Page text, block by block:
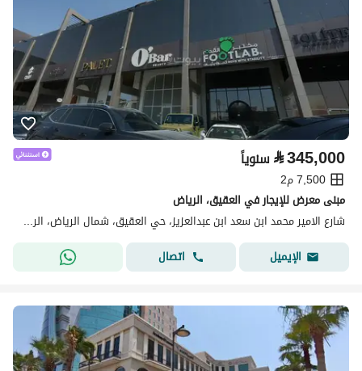
⃁345,000 سنوياً
7,500 م2
مبنى معرض للإيجار في العقيق، الرياض
شارع الامير محمد ابن سعد ابن عبدالعزيز، حي العقيق، شمال الرياض، الرياض
الإيميل
اتصال